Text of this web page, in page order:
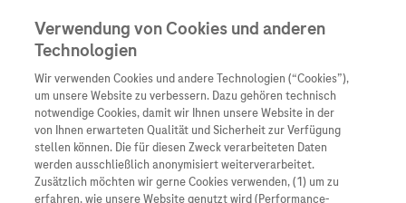
Unternehmen
Übersicht
Wer wir sind
Innovation
Übersicht
Verwendung von Cookies und anderen
Technologien
Wir verwenden Cookies und andere Technologien (“Cookies”),
um unsere Website zu verbessern. Dazu gehören technisch
notwendige Cookies, damit wir Ihnen unsere Website in der
von Ihnen erwarteten Qualität und Sicherheit zur Verfügung
stellen können. Die für diesen Zweck verarbeiteten Daten
werden ausschließlich anonymisiert weiterverarbeitet.
Zusätzlich möchten wir gerne Cookies verwenden, (1) um zu
erfahren, wie unsere Website genutzt wird (Performance-